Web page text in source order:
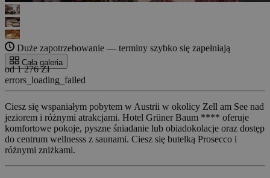
Duże zapotrzebowanie — terminy szybko się zapełniają
Cała galeria
od 1 276 Zł
errors_loading_failed
Ciesz się wspaniałym pobytem w Austrii w okolicy Zell am See nad
jeziorem i różnymi atrakcjami. Hotel Grüner Baum **** oferuje
komfortowe pokoje, pyszne śniadanie lub obiadokolacje oraz dostęp
do centrum wellnesss z saunami. Ciesz się butelką Prosecco i
różnymi zniżkami.